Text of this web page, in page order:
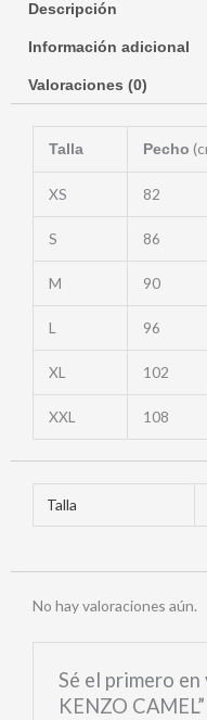
Descripción
Información adicional
Valoraciones (0)
Talla Pecho
XS 82
S 86
M 90
L 96
XL 102
XXL 108
Talla
No hay valoraciones aún.
Sé el primero en
KENZO CAMEL”